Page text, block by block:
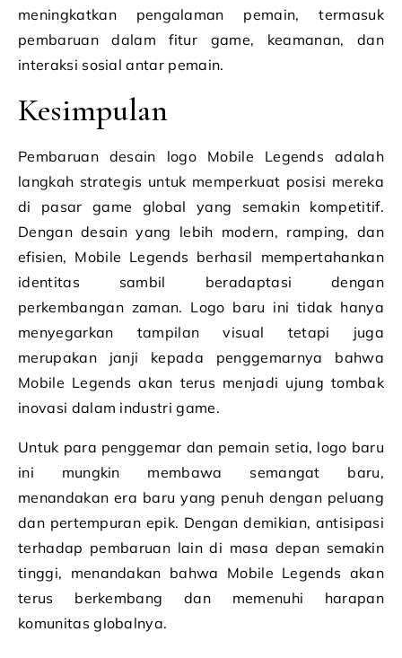
meningkatkan pengalaman pemain, termasuk
pembaruan dalam fitur game, keamanan, dan
interaksi sosial antar pemain.
Kesimpulan
Pembaruan desain logo Mobile Legends adalah
langkah strategis untuk memperkuat posisi mereka
di pasar game global yang semakin kompetitif.
Dengan desain yang lebih modern, ramping, dan
efisien, Mobile Legends berhasil mempertahankan
identitas sambil beradaptasi dengan
perkembangan zaman. Logo baru ini tidak hanya
menyegarkan tampilan visual tetapi juga
merupakan janji kepada penggemarnya bahwa
Mobile Legends akan terus menjadi ujung tombak
inovasi dalam industri game.
Untuk para penggemar dan pemain setia, logo baru
ini mungkin membawa semangat baru,
menandakan era baru yang penuh dengan peluang
dan pertempuran epik. Dengan demikian, antisipasi
terhadap pembaruan lain di masa depan semakin
tinggi, menandakan bahwa Mobile Legends akan
terus berkembang dan memenuhi harapan
komunitas globalnya.